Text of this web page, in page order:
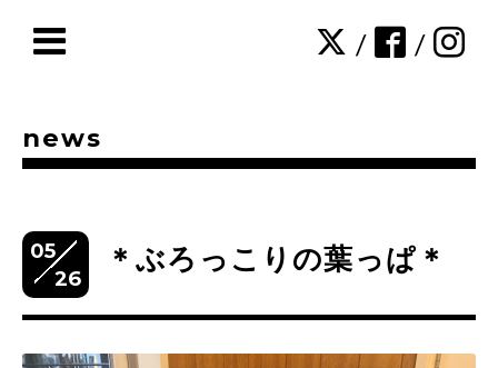
/ /
news
05
26
＊ぶろっこりの葉っぱ＊